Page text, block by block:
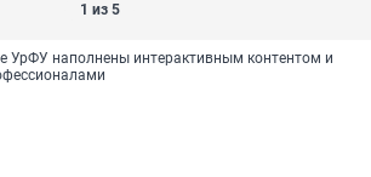
1 из 5
УрФУ наполнены интерактивным контентом и